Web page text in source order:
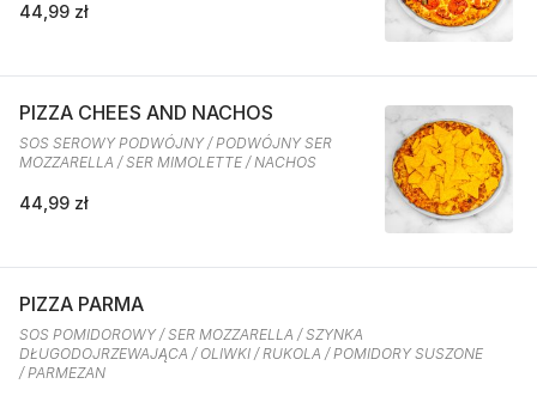
44,99 zł
PIZZA CHEES AND NACHOS
SOS SEROWY PODWÓJNY / PODWÓJNY SER
MOZZARELLA / SER MIMOLETTE / NACHOS
44,99 zł
PIZZA PARMA
SOS POMIDOROWY / SER MOZZARELLA / SZYNKA
DŁUGODOJRZEWAJĄCA / OLIWKI / RUKOLA / POMIDORY SUSZONE
/ PARMEZAN